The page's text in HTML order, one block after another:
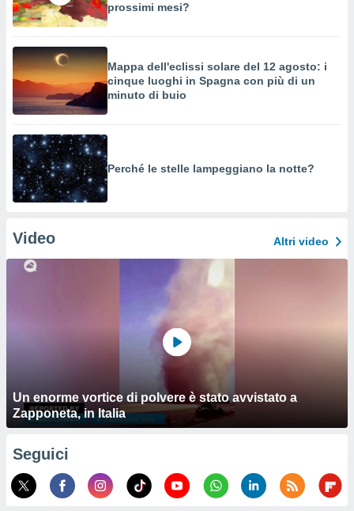
prossimi mesi?
Mappa dell'eclissi solare del 12 agosto: i
cinque luoghi in Spagna con più di un
minuto di buio
Perché le stelle lampeggiano la notte?
Video Altri video
Un enorme vortice di polvere è stato avvistato a
Zapponeta, in Italia
Seguici